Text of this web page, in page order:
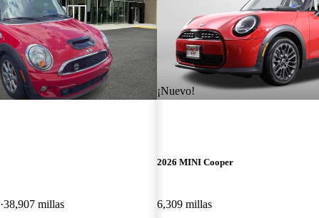
38,907 millas
¡Nuevo!
2026 MINI Cooper
6,309 millas